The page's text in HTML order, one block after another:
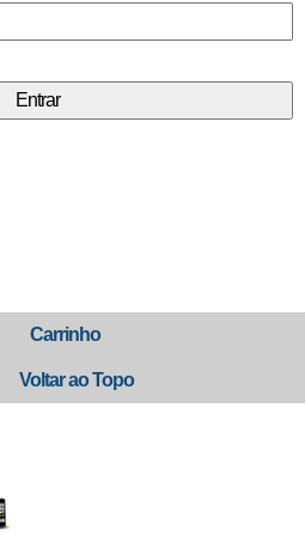
Carrinho
Voltar ao Topo